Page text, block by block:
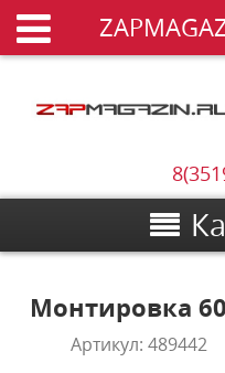
Монтировка
Артикул:489442